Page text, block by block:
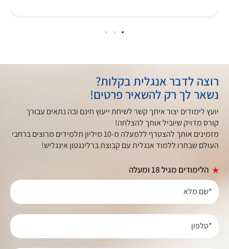
רוצה לדבר אנגלית בקלות?
נשאר לך רק להשאיר פרטים!
יועץ לימודים יצור איתך קשר לשיחת ייעוץ חינם ובה נתאים עבורך
קורס מדויק שיוביל אותך להצלחה!
מזמינים אותך להצטרף ללמעלה מ-10 מיליון תלמידים מרוצים ברחבי
העולם שבחרו ללמוד אנגלית עם קבוצת ברלינגטון אינגליש!
הלימודים מגיל 18 ומעלה
*שם מלא
*טלפון